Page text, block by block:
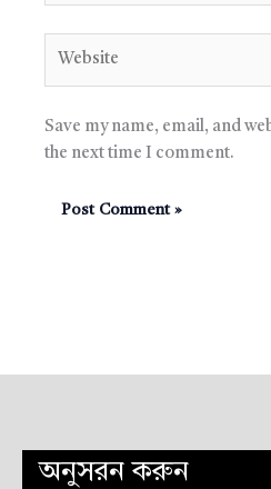
Save my name, email, and
the next time I comment.
অনুসরন করুন